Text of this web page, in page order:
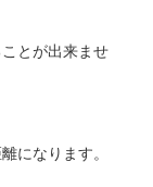
とが出来ませ
になります。